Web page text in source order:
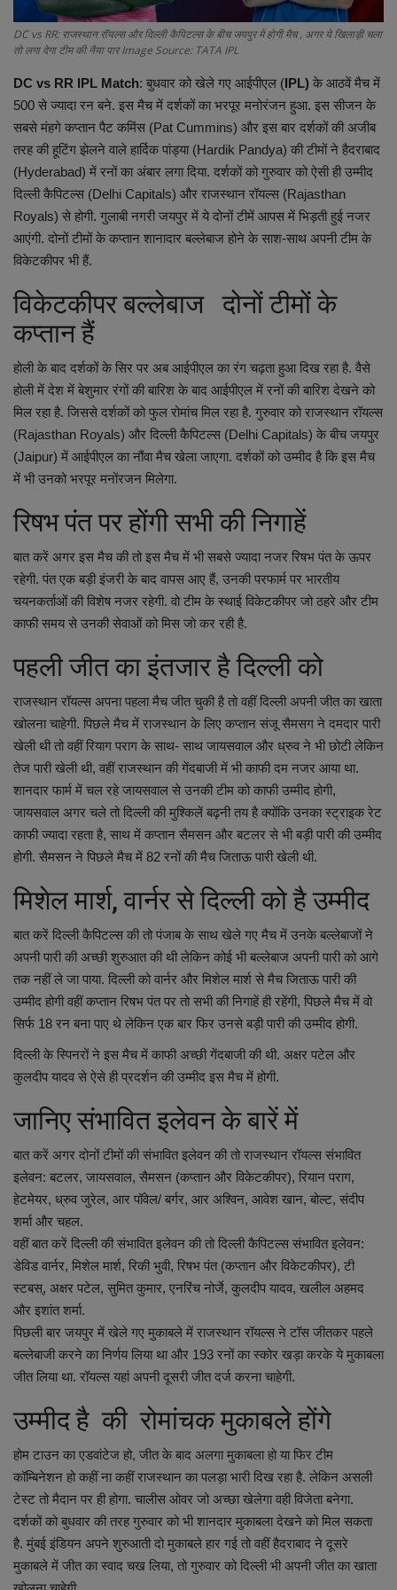
Health
Gallery
DC vs RR: राजस्थान रॉयल्स और दिल्ली कैपिटल्स के बीच जयपुर में होगी मैच , अगर ये खिलाड़ी चला
तो लगा देगा टीम की नैया पार Image Source: TATA IPL
DC vs RR IPL Match: बुधवार को खेले गए आईपीएल ( IPL) के आठवें मैच में
500 से ज्यादा रन बने. इस मैच में दर्शकों का भरपूर मनोरंजन हुआ. इस सीजन के
सबसे मंहगे कप्तान पैट कमिंस (Pat Cummins) और इस बार दर्शकों की अजीब
तरह की हूटिंग झेलने वाले हार्दिक पांड्या (Hardik Pandya) की टीमों ने हैदराबाद
(Hyderabad) में रनों का अंबार लगा दिया. दर्शकों को गुरुवार को ऐसी ही उम्मीद
दिल्ली कैपिटल्स (Delhi Capitals) और राजस्थान रॉयल्स (Rajasthan
Royals) से होगी. गुलाबी नगरी जयपुर में ये दोनों टीमें आपस में भिड़ती हुई नजर
आएंगी. दोनों टीमों के कप्तान शानादार बल्लेबाज होने के साश-साथ अपनी टीम के
विकेटकीपर भी हैं.
विकेटकीपर बल्लेबाज दोनों टीमों के
कप्तान हैं
होली के बाद दर्शकों के सिर पर अब आईपीएल का रंग चढ़ता हुआ दिख रहा है. वैसे
होली में देश में बेशुमार रंगों की बारिश के बाद आईपीएल में रनों की बारिश देखने को
मिल रहा है. जिससे दर्शकों को फुल रोमांच मिल रहा है. गुरुवार को राजस्थान रॉयल्स
(Rajasthan Royals) और दिल्ली कैपिटल्स (Delhi Capitals) के बीच जयपुर
(Jaipur) में आईपीएल का नौंवा मैच खेला जाएगा. दर्शकों को उम्मीद है कि इस मैच
में भी उनको भरपूर मनोंरजन मिलेगा.
रिषभ पंत पर होंगी सभी की निगाहें
बात करें अगर इस मैच की तो इस मैच में भी सबसे ज्यादा नजर रिषभ पंत के ऊपर
रहेगी. पंत एक बड़ी इंजरी के बाद वापस आए हैं, उनकी परफार्म पर भारतीय
चयनकर्ताओं की विशेष नजर रहेगी. वो टीम के स्थाई विकेटकीपर जो ठहरे और टीम
काफी समय से उनकी सेवाओं को मिस जो कर रही है.
पहली जीत का इंतजार है दिल्ली को
राजस्थान रॉयल्स अपना पहला मैच जीत चुकी है तो वहीं दिल्ली अपनी जीत का खाता
खोलना चाहेगी. पिछले मैच में राजस्थान के लिए कप्तान संजू सैमसग ने दमदार पारी
खेली थी तो वहीं रियाग पराग के साथ- साथ जायसवाल और ध्रुव ने भी छोटी लेकिन
तेज पारी खेली थी, वहीं राजस्थान की गेंदबाजी में भी काफी दम नजर आया था.
शानदार फार्म में चल रहे जायसवाल से उनकी टीम को काफी उम्मीद होगी,
जायसवाल अगर चले तो दिल्ली की मुश्किलें बढ़नी तय है क्योंकि उनका स्ट्राइक रेट
काफी ज्यादा रहता है, साथ में कप्तान सैमसन और बटलर से भी बड़ी पारी की उम्मीद
होगी. सैमसन ने पिछले मैच में 82 रनों की मैच जिताऊ पारी खेली थी.
मिशेल मार्श, वार्नर से दिल्ली को है उम्मीद
बात करें दिल्ली कैपिटल्स की तो पंजाब के साथ खेले गए मैच में उनके बल्लेबाजों ने
अपनी पारी की अच्छी शुरुआत की थी लेकिन कोई भी बल्लेबाज अपनी पारी को आगे
तक नहीं ले जा पाया. दिल्ली को वार्नर और मिशेल मार्श से मैच जिताऊ पारी की
उम्मीद होगी वहीं कप्तान रिषभ पंत पर तो सभी की निगाहें ही रहेंगी, पिछले मैच में वो
सिर्फ 18 रन बना पाए थे लेकिन एक बार फिर उनसे बड़ी पारी की उम्मीद होगी.
दिल्ली के स्पिनरों ने इस मैच में काफी अच्छी गेंदबाजी की थी. अक्षर पटेल और
कुलदीप यादव से ऐसे ही प्रदर्शन की उम्मीद इस मैच में होगी.
जानिए संभावित इलेवन के बारें में
बात करें अगर दोनों टीमों की संभावित इलेवन की तो राजस्थान रॉयल्स संभावित
इलेवन: बटलर, जायसवाल, सैमसन (कप्तान और विकेटकीपर), रियान पराग,
हेटमेयर, ध्रुव जुरेल, आर पॉवेल/ बर्गर, आर अश्विन, आवेश खान, बोल्ट, संदीप
शर्मा और चहल.
वहीं बात करें दिल्ली की संभावित इलेवन की तो दिल्ली कैपिटल्स संभावित इलेवन:
डेविड वार्नर, मिशेल मार्श, रिकी भुवी, रिषभ पंत (कप्तान और विकेटकीपर), टी
स्टबस्, अक्षर पटेल, सुमित कुमार, एनरिंच नोर्जे, कुलदीप यादव, खलील अहमद
और इशांत शर्मा.
पिछली बार जयपुर में खेले गए मुकाबले में राजस्थान रॉयल्स ने टॉस जीतकर पहले
बल्लेबाजी करने का निर्णय लिया था और 193 रनों का स्कोर खड़ा करके ये मुकाबला
जीत लिया था. रॉयल्स यहां अपनी दूसरी जीत दर्ज करना चाहेगी.
उम्मीद है की रोमांचक मुकाबले होंगे
होम टाउन का एडवांटेज हो, जीत के बाद अलगा मुकाबला हो या फिर टीम
कॉम्बिनेशन हो कहीं ना कहीं राजस्थान का पलड़ा भारी दिख रहा है. लेकिन असली
टेस्ट तो मैदान पर ही होगा. चालीस ओवर जो अच्छा खेलेगा वही विजेता बनेगा.
दर्शकों को बुधवार की तरह गुरुवार को भी शानदार मुकाबला देखने को मिल सकता
है. मुंबई इंडियन अपने शुरुआती दो मुकाबले हार गई तो वहीं हैदराबाद ने दूसरे
मुकाबले में जीत का स्वाद चख लिया, तो गुरुवार को दिल्ली भी अपनी जीत का खाता